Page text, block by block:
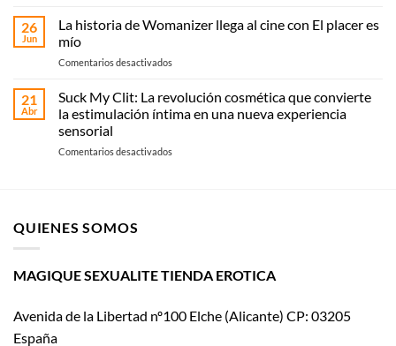
online
en
Sexualité
elegir
vibrador:
práctica
tipo
26
Jun
La historia de Womanizer llega al cine con El placer es
mío
Comentarios desactivadosen
historia
de
Womanizer
al
21
Abr
Suck My Clit: La revolución cosmética que convierte
la estimulación íntima en una nueva experiencia
sensorial
Comentarios desactivadosen
convierte
íntima
QUIENES SOMOS
MAGIQUE SEXUALITE TIENDA EROTICA
Avenida de la Libertad nº100 Elche (Alicante) CP: 03205
España